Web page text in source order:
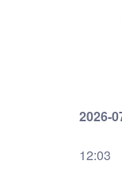
2026-
12:03